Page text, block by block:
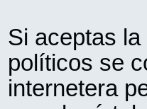
Si aceptas
políticos se
internetera